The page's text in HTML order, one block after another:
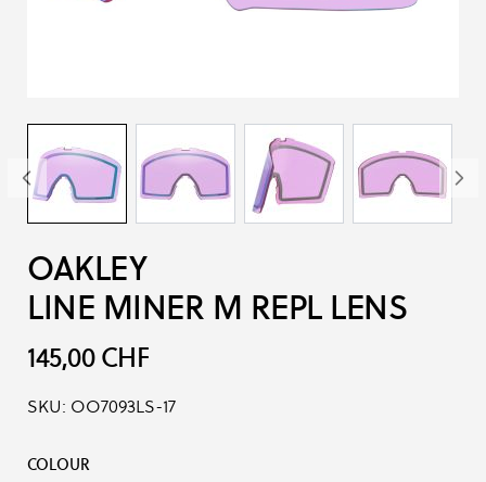
OAKLEY
LINE MINER M REPL LENS
145,00 CHF
SKU: OO7093LS-17
Options du produit :
COLOUR